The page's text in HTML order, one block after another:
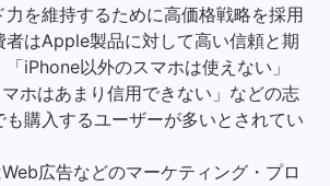
力を維持するために高価格戦略を採用
者はApple製品に対して高い信頼と期
iPhone以外のスマホは使えない」
ホはあまり信用できない」などの志
も購入するユーザーが多いとされてい
広告などのマーケティング・プロ